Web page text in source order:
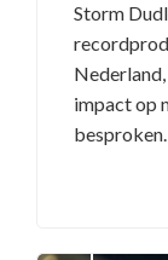
Storm
impact op
besproken.